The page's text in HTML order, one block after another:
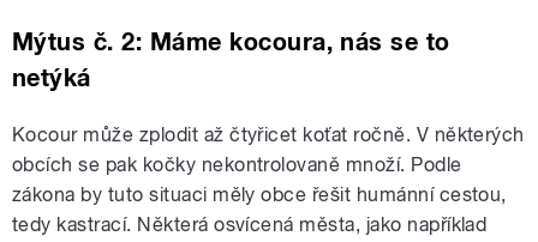
Mýtus č. 2: Máme kocoura, nás se to
netýká
Kocour může zplodit až čtyřicet koťat ročně. V některých
obcích se pak kočky nekontrolovaně množí. Podle
zákona by tuto situaci měly obce řešit humánní cestou,
tedy kastrací. Některá osvícená města, jako například